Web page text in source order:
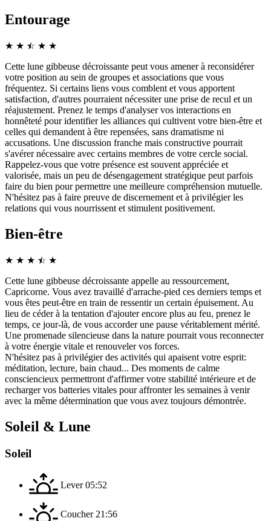
Entourage
★ ★ ☆
★ ★ ★
Cette lune gibbeuse décroissante peut vous amener à reconsidérer
votre position au sein de groupes et associations que vous
fréquentez. Si certains liens vous comblent et vous apportent
satisfaction, d'autres pourraient nécessiter une prise de recul et un
réajustement. Prenez le temps d'analyser vos interactions en
honnêteté pour identifier les alliances qui cultivent votre bien-être et
celles qui demandent à être repensées, sans dramatisme ni
accusations. Une discussion franche mais constructive pourrait
s'avérer nécessaire avec certains membres de votre cercle social.
Rappelez-vous que votre présence est souvent appréciée et
valorisée, mais un peu de désengagement stratégique peut parfois
faire du bien pour permettre une meilleure compréhension mutuelle.
N'hésitez pas à faire preuve de discernement et à privilégier les
relations qui vous nourrissent et stimulent positivement.
Bien-être
★ ★ ★ ☆
★ ★
Cette lune gibbeuse décroissante appelle au ressourcement,
Capricorne. Vous avez travaillé d'arrache-pied ces derniers temps et
vous êtes peut-être en train de ressentir un certain épuisement. Au
lieu de céder à la tentation d'ajouter encore plus au feu, prenez le
temps, ce jour-là, de vous accorder une pause véritablement mérité.
Une promenade silencieuse dans la nature pourrait vous reconnecter
à votre énergie vitale et renouveler vos forces.
N'hésitez pas à privilégier des activités qui apaisent votre esprit:
méditation, lecture, bain chaud... Des moments de calme
consciencieux permettront d'affirmer votre stabilité intérieure et de
recharger vos batteries vitales pour affronter les semaines à venir
avec la même détermination que vous avez toujours démontrée.
Soleil & Lune
Soleil
Lever 05:52
Coucher 21:56